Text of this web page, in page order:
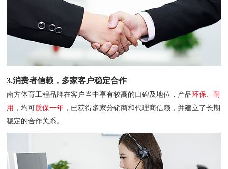
3.消费者信赖，多家客户稳定合作
南方体育工程品牌在客户当中享有较高的口碑及地位，产品环保、耐
用 ，均可质保一年 ，已获得多家分销商和代理商信赖，并建立了长期
稳定的合作关系。